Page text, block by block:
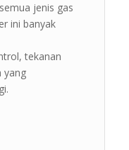
jenis gas
ini banyak
tekanan
yang